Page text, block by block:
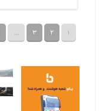
1
2
3
…